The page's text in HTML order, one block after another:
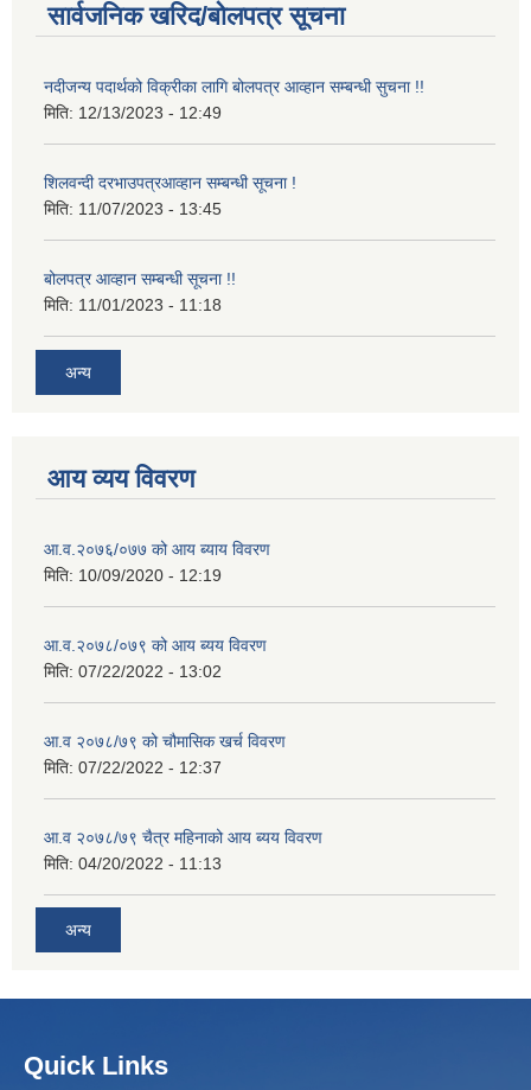
सार्वजनिक खरिद/बोलपत्र सूचना
नदीजन्य पदार्थको विक्रीका लागि बोलपत्र आव्हान सम्बन्धी सुचना !!
मिति: 12/13/2023 - 12:49
शिलवन्दी दरभाउपत्रआव्हान सम्बन्धी सूचना !
मिति: 11/07/2023 - 13:45
बोलपत्र आव्हान सम्बन्धी सूचना !!
मिति: 11/01/2023 - 11:18
अन्य
आय व्यय विवरण
आ.व.२०७६/०७७ को आय ब्याय विवरण
मिति: 10/09/2020 - 12:19
आ.व.२०७८/०७९ को आय ब्यय विवरण
मिति: 07/22/2022 - 13:02
आ.व २०७८/७९ को चौमासिक खर्च विवरण
मिति: 07/22/2022 - 12:37
आ.व २०७८/७९ चैत्र महिनाको आय ब्यय विवरण
मिति: 04/20/2022 - 11:13
अन्य
Quick Links